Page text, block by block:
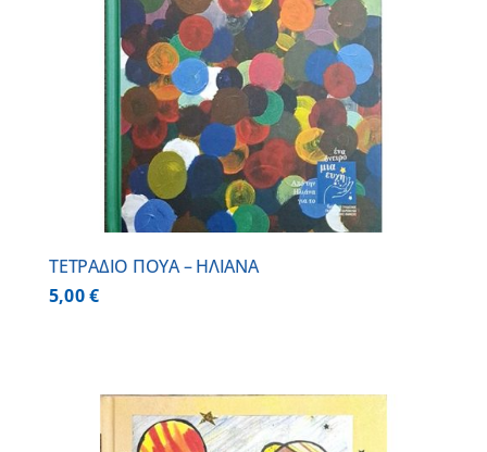
ΤΕΤΡΑΔΙΟ ΠΟΥΑ – ΗΛΙΑΝΑ
5,00€